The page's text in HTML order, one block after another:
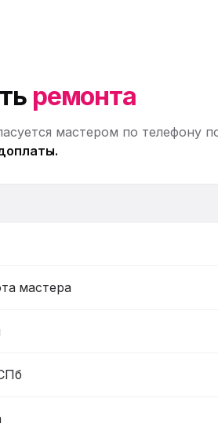
ремонта
мастером по телефону
мастера